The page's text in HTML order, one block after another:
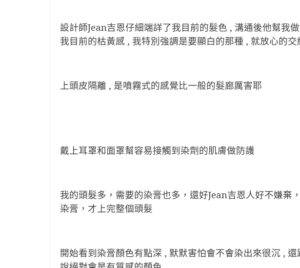
設計師Jean吉恩仔細端詳了我目前的髮色 , 溝通後他幫我
我目前的枯黃感 , 我特別強調是要顯白的那種 , 就放心的交
上頭皮隔離 , 是噴霧式的感覺比一般的髮廊厲害耶
戴上耳罩和面罩幫容易接觸到染劑的肌膚做防護
我的頭髮多，需要的染膏也多，還好Jean吉恩人好不嫌棄
染膏，才上完整個頭髮
開始看到染膏顏色有點深 , 默默害怕會不會染出來很沉 ,